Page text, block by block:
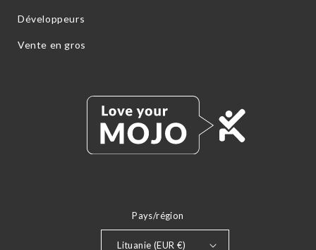
Développeurs
Vente en gros
Pays/région
Lituanie (EUR €)